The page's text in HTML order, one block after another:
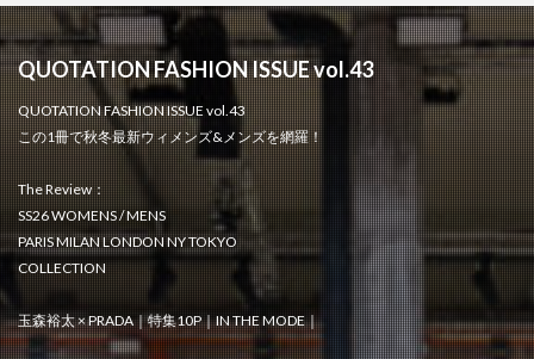
QUOTATION FASHION ISSUE vol.43
QUOTATION FASHION ISSUE vol.43
この1冊で秋冬最新ウィメンズ&メンズを網羅！
The Review：
SS26 WOMENS / MENS
PARIS MILAN LONDON NY TOKYO
COLLECTION
玉森裕太 × PRADA｜特集10P｜IN THE MODE｜